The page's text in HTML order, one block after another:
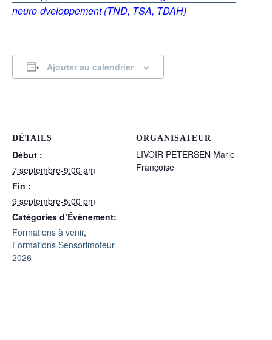
neuro-dveloppement (TND, TSA, TDAH)
Ajouter au calendrier
DÉTAILS
Début :
7 septembre-9:00 am
Fin :
9 septembre-5:00 pm
Catégories d’Évènement:
Formations à venir,
Formations Sensorimoteur
2026
ORGANISATEUR
LIVOIR PETERSEN Marie
Françoise